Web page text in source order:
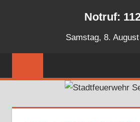
Notruf:
Samstag, 8.